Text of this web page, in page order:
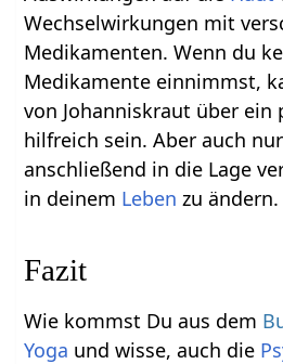
Wechselwirkungen mit
Medikamenten. Wenn du
Medikamente einnimmst,
von Johanniskraut über ein
hilfreich sein. Aber auch
anschließend in die Lage
in deinem Leben zu ändern.
Fazit
Wie kommst Du aus dem
Yoga und wisse, auch die